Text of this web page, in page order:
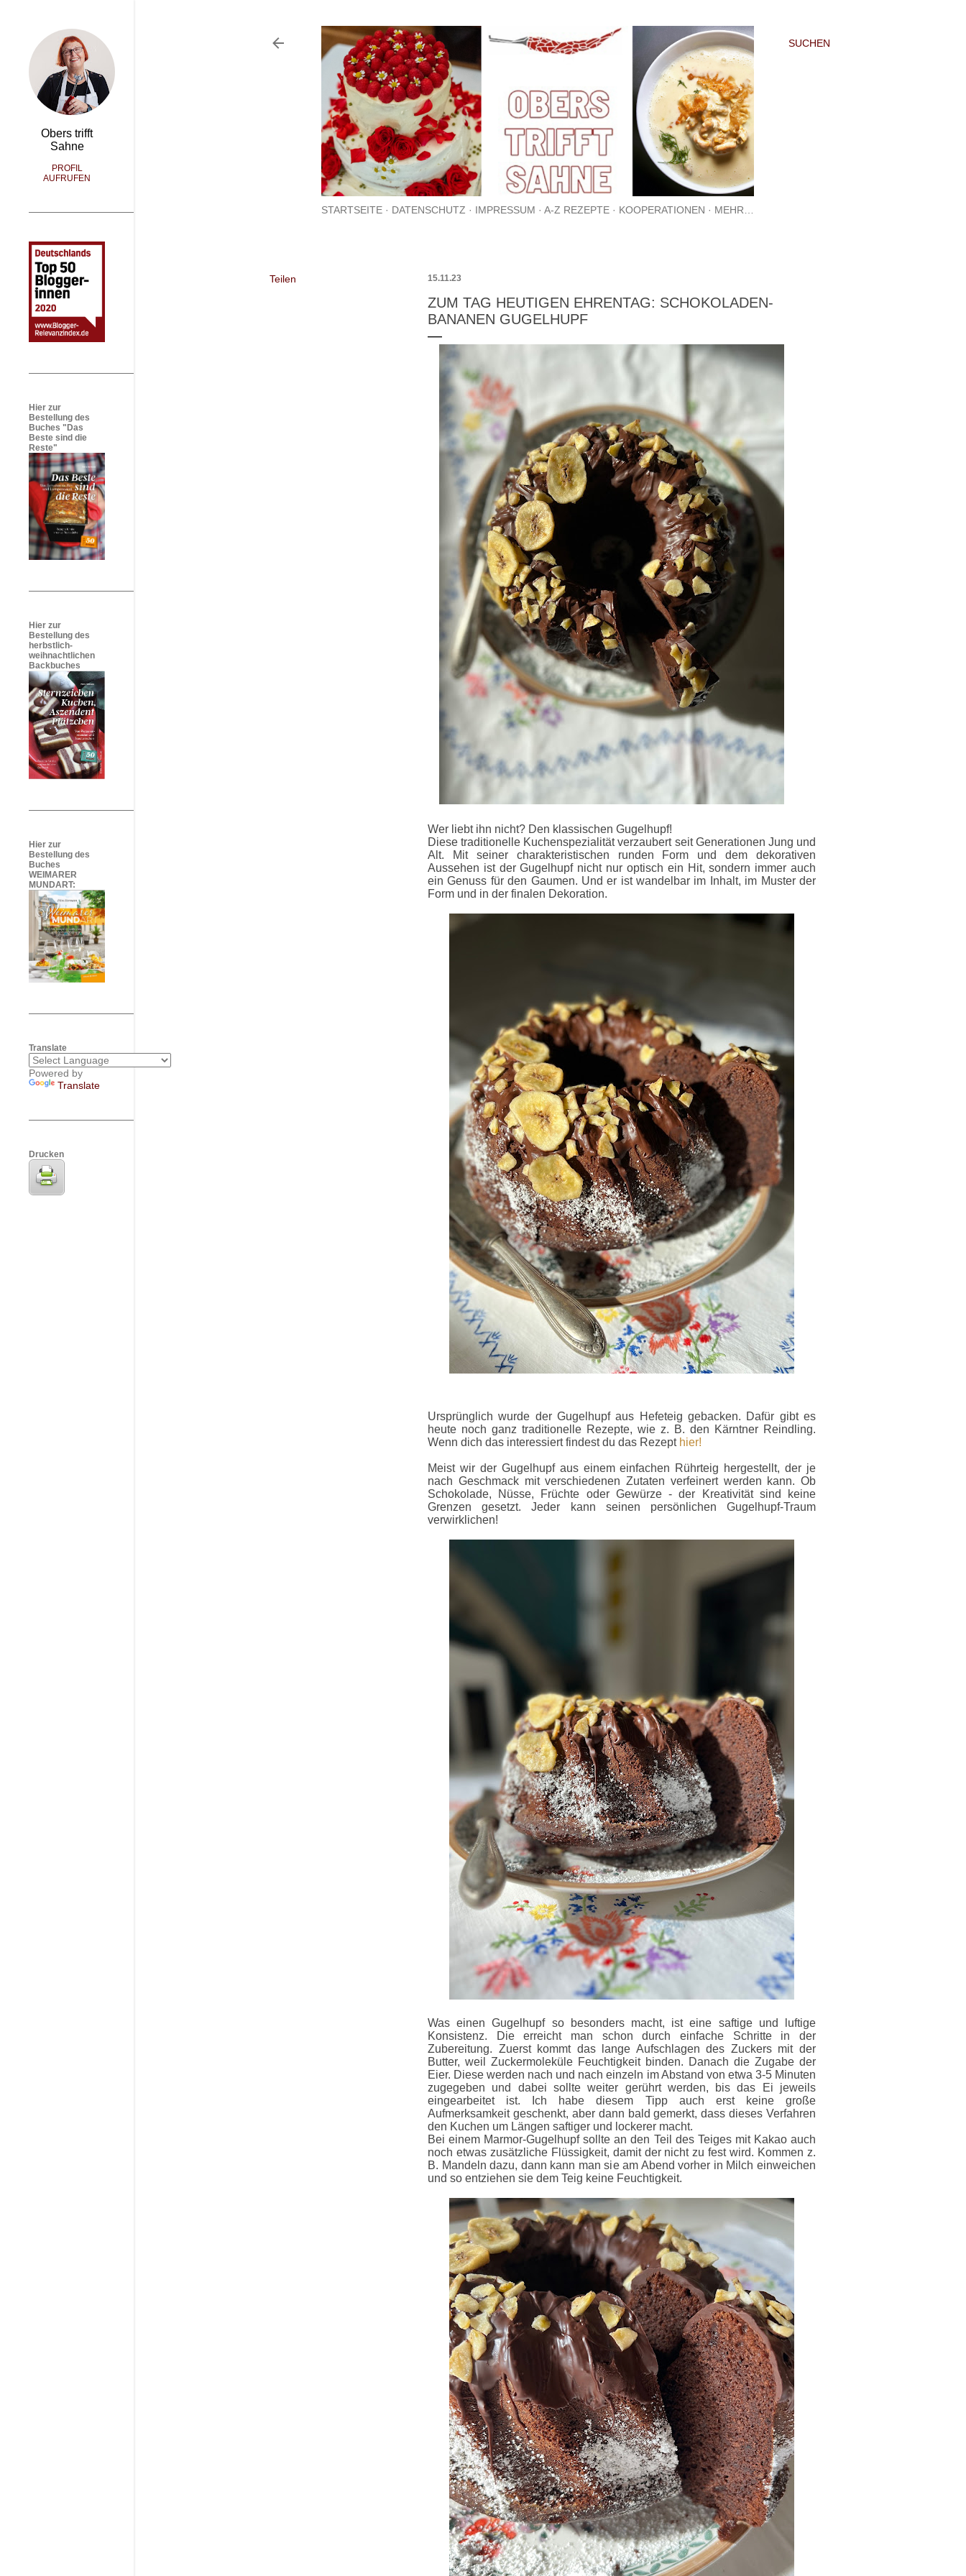
SUCHEN
STARTSEITE DATENSCHUTZ IMPRESSUM A-Z REZEPTE KOOPERATIONEN MEHR…
Teilen 15.11.23
ZUM TAG HEUTIGEN EHRENTAG: SCHOKOLADEN-
BANANEN GUGELHUPF
Wer liebt ihn nicht? Den klassischen Gugelhupf!
Diese traditionelle Kuchenspezialität verzaubert seit Generationen Jung und
Alt. Mit seiner charakteristischen runden Form und dem dekorativen
Aussehen ist der Gugelhupf nicht nur optisch ein Hit, sondern immer auch
ein Genuss für den Gaumen. Und er ist wandelbar im Inhalt, im Muster der
Form und in der finalen Dekoration.
Ursprünglich wurde der Gugelhupf aus Hefeteig gebacken. Dafür gibt es
heute noch ganz traditionelle Rezepte, wie z. B. den Kärntner Reindling.
Wenn dich das interessiert findest du das Rezept hier!
Meist wir der Gugelhupf aus einem einfachen Rührteig hergestellt, der je
nach Geschmack mit verschiedenen Zutaten verfeinert werden kann. Ob
Schokolade, Nüsse, Früchte oder Gewürze - der Kreativität sind keine
Grenzen gesetzt. Jeder kann seinen persönlichen Gugelhupf-Traum
verwirklichen!
Was einen Gugelhupf so besonders macht, ist eine saftige und luftige
Konsistenz. Die erreicht man schon durch einfache Schritte in der
Zubereitung. Zuerst kommt das lange Aufschlagen des Zuckers mit der
Butter, weil Zuckermoleküle Feuchtigkeit binden. Danach die Zugabe der
Eier. Diese werden nach und nach einzeln im Abstand von etwa 3-5 Minuten
zugegeben und dabei sollte weiter gerührt werden, bis das Ei jeweils
eingearbeitet ist. Ich habe diesem Tipp auch erst keine große
Aufmerksamkeit geschenkt, aber dann bald gemerkt, dass dieses Verfahren
den Kuchen um Längen saftiger und lockerer macht.
Bei einem Marmor-Gugelhupf sollte an den Teil des Teiges mit Kakao auch
noch etwas zusätzliche Flüssigkeit, damit der nicht zu fest wird. Kommen z.
B. Mandeln dazu, dann kann man sie am Abend vorher in Milch einweichen
und so entziehen sie dem Teig keine Feuchtigkeit.
Obers trifft
Sahne
PROFIL
AUFRUFEN
Hier zur
Bestellung des
Buches "Das
Beste sind die
Reste"
Hier zur
Bestellung des
herbstlich-
weihnachtlichen
Backbuches
Hier zur
Bestellung des
Buches
WEIMARER
MUNDART:
Translate
Powered by
Translate
Drucken